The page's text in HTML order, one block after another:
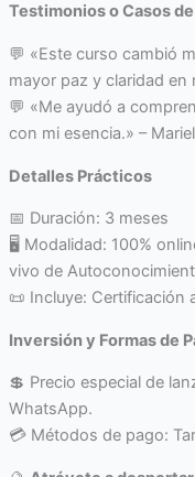
Testimonios o Casos
💬 «Este curso cambió
mayor paz y claridad en
💬 «Me ayudó a
con mi esencia.» –
Detalles Prácticos
📅 Duración: 3 meses
🖥️ Modalidad: 100%
vivo de
📜 Incluye: Certificación
Inversión y Formas de
💲 Precio especial de
WhatsApp.
💳 Métodos de pago: